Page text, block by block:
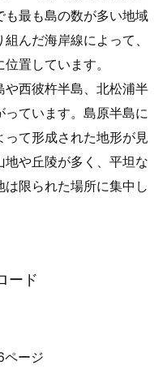
最も島の数が多い地域
んだ海岸線によって、
置しています。
西彼杵半島、北松浦半
ています。島原半島に
て形成された地形が見
や丘陵が多く、平坦な
限られた場所に集中し
ード
ページ